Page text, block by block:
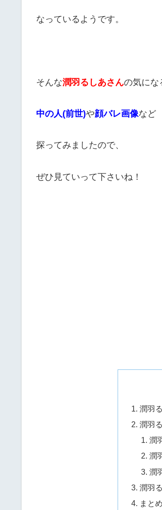
なっているようです。
そんな潤羽るしあさんの気にな
中の人(前世)や顔バレ画像など
探ってみましたので、
ぜひ見ていって下さいね！
潤羽
潤羽
潤
潤
潤
潤羽
まと